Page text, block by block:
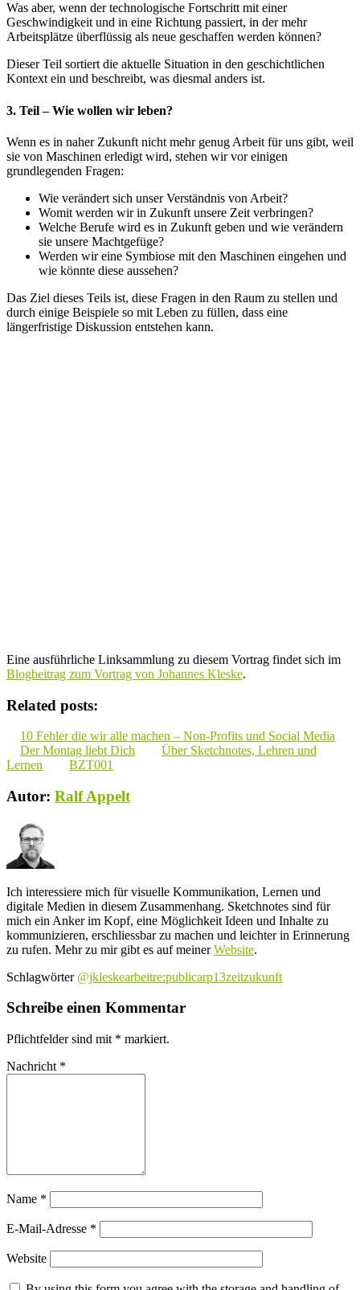
Was aber, wenn der technologische Fortschritt mit einer
Geschwindigkeit und in eine Richtung passiert, in der mehr
Arbeitsplätze überflüssig als neue geschaffen werden können?
Dieser Teil sortiert die aktuelle Situation in den geschichtlichen
Kontext ein und beschreibt, was diesmal anders ist.
3. Teil – Wie wollen wir leben?
Wenn es in naher Zukunft nicht mehr genug Arbeit für uns gibt, weil
sie von Maschinen erledigt wird, stehen wir vor einigen
grundlegenden Fragen:
Wie verändert sich unser Verständnis von Arbeit?
Womit werden wir in Zukunft unsere Zeit verbringen?
Welche Berufe wird es in Zukunft geben und wie verändern
sie unsere Machtgefüge?
Werden wir eine Symbiose mit den Maschinen eingehen und
wie könnte diese aussehen?
Das Ziel dieses Teils ist, diese Fragen in den Raum zu stellen und
durch einige Beispiele so mit Leben zu füllen, dass eine
längerfristige Diskussion entstehen kann.
Eine ausführliche Linksammlung zu diesem Vortrag findet sich im
Blogbeitrag zum Vortrag von Johannes Kleske.
Related posts:
10 Fehler die wir alle machen – Non-Profits und Social Media
Der Montag liebt Dich
Über Sketchnotes, Lehren und
Lernen
BZT001
Autor: Ralf Appelt
Ich interessiere mich für visuelle Kommunikation, Lernen und
digitale Medien in diesem Zusammenhang. Sketchnotes sind für
mich ein Anker im Kopf, eine Möglichkeit Ideen und Inhalte zu
kommunizieren, erschliessbar zu machen und leichter in Erinnerung
zu rufen. Mehr zu mir gibt es auf meinerWebsite.
Schlagwörter @jkleskearbeitre:publicarp13zeitzukunft
Schreibe einen Kommentar
Pflichtfelder sind mit * markiert.
Nachricht *
Name *
E-Mail-Adresse *
Website